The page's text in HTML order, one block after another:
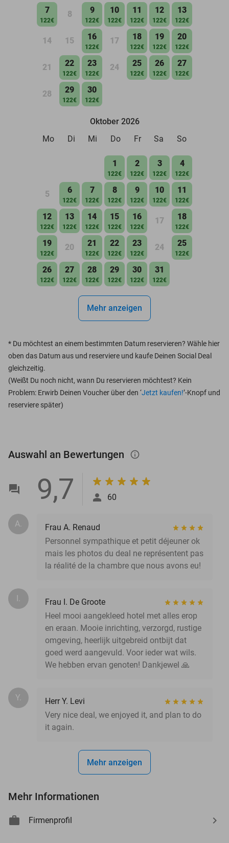
7
122€
8 9
122€
10
122€
11
122€
12
122€
13
122€
14 15 16
122€
17 18
122€
19
122€
20
122€
21 22
122€
23
122€
24 25
122€
26
122€
27
122€
28 29
122€
30
122€
Oktober 2026
Mo
Di Mi Do Fr Sa So
1
122€
2
122€
3
122€
4
122€
5 6
122€
7
122€
8
122€
9
122€
10
122€
11
122€
12
122€
13
122€
14
122€
15
122€
16
122€
17 18
122€
19
122€
20 21
122€
22
122€
23
122€
24 25
122€
26
122€
27
122€
28
122€
29
122€
30
122€
31
122€
Mehr anzeigen
* Du möchtest an einem bestimmten Datum reservieren? Wähle hier
oben das Datum aus und reserviere und kaufe Deinen Social Deal
gleichzeitig.
(Weißt Du noch nicht, wann Du reservieren möchtest? Kein
Problem: Erwirb Deinen Voucher über den ‘Jetzt kaufen!’-Knopf und
reserviere später)
Auswahl an Bewertungen info_outlined
9,7 60
A.
Frau A. Renaud
Personnel sympathique et petit déjeuner ok
mais les photos du deal ne représentent pas
la réalité de la chambre que nous avons eu!
I.
Frau I. De Groote
Heel mooi aangekleed hotel met alles erop
en eraan. Mooie inrichting, verzorgd, rustige
omgeving, heerlijk uitgebreid ontbijt dat
goed werd aangevuld. Voor ieder wat wils.
We hebben ervan genoten! Dankjewel 🙏
Y.
Herr Y. Levi
Very nice deal, we enjoyed it, and plan to do
it again.
Mehr anzeigen
Mehr Informationen
Firmenprofil